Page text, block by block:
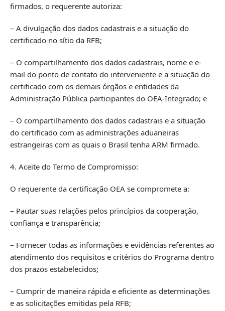
firmados, o requerente autoriza:
– A divulgação dos dados cadastrais e a situação do
certificado no sítio da RFB;
– O compartilhamento dos dados cadastrais, nome e e-
mail do ponto de contato do interveniente e a situação do
certificado com os demais órgãos e entidades da
Administração Pública participantes do OEA-Integrado; e
– O compartilhamento dos dados cadastrais e a situação
do certificado com as administrações aduaneiras
estrangeiras com as quais o Brasil tenha ARM firmado.
4. Aceite do Termo de Compromisso:
O requerente da certificação OEA se compromete a:
– Pautar suas relações pelos princípios da cooperação,
confiança e transparência;
– Fornecer todas as informações e evidências referentes ao
atendimento dos requisitos e critérios do Programa dentro
dos prazos estabelecidos;
– Cumprir de maneira rápida e eficiente as determinações
e as solicitações emitidas pela RFB;